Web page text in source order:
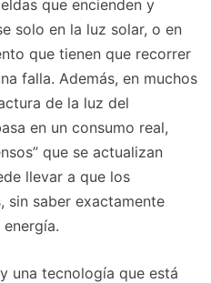
que encienden y
solo en la luz solar, o en
que tienen que recorrer
falla. Además, en muchos
de la luz del
en un consumo real,
que se actualizan
llevar a que los
sin saber exactamente
una tecnología que está